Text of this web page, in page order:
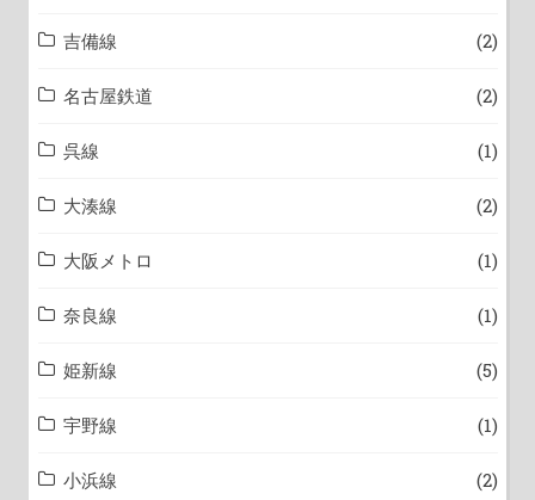
吉備線 (2)
名古屋鉄道 (2)
呉線 (1)
大湊線 (2)
大阪メトロ (1)
奈良線 (1)
姫新線 (5)
宇野線 (1)
小浜線 (2)